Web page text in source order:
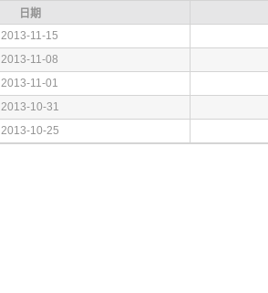
日期
2013-11-15
2013-11-08
2013-11-01
2013-10-31
2013-10-25